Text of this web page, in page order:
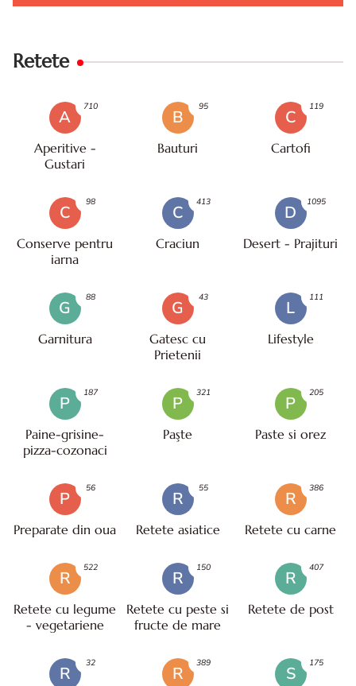
Retete
A
Aperitive -
Gustari
710
B
Bauturi
95
C
Cartofi
119
C
Conserve pentru
iarna
98
C
Craciun
413
D
Desert - Prajituri
1095
G
Garnitura
88
G
Gatesc cu
Prietenii
43
L
Lifestyle
111
P
Paine-grisine-
pizza-cozonaci
187
P
Paşte
321
P
Paste si orez
205
P
Preparate din oua
56
R
Retete asiatice
55
R
Retete cu carne
386
R
Retete cu legume
- vegetariene
522
R
Retete cu peste si
fructe de mare
150
R
Retete de post
407
R
32
R
389
S
175